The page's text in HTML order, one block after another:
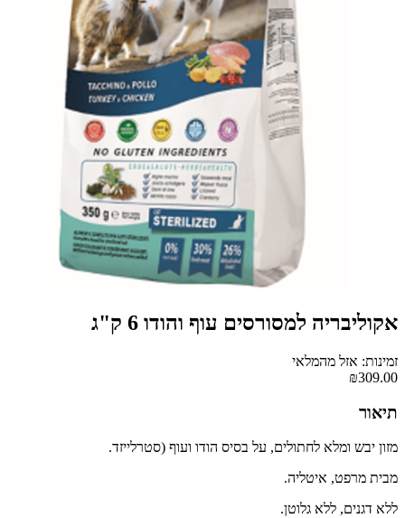
אקוליבריה למסורסים עוף והודו 6 ק"ג
זמינות: אזל מהמלאי
₪309.00
תיאור
מזון יבש ומלא לחתולים, על בסיס הודו ועוף (סטרלייזד.
מבית מרפט, איטליה.
ללא דגנים, ללא גלוטן.